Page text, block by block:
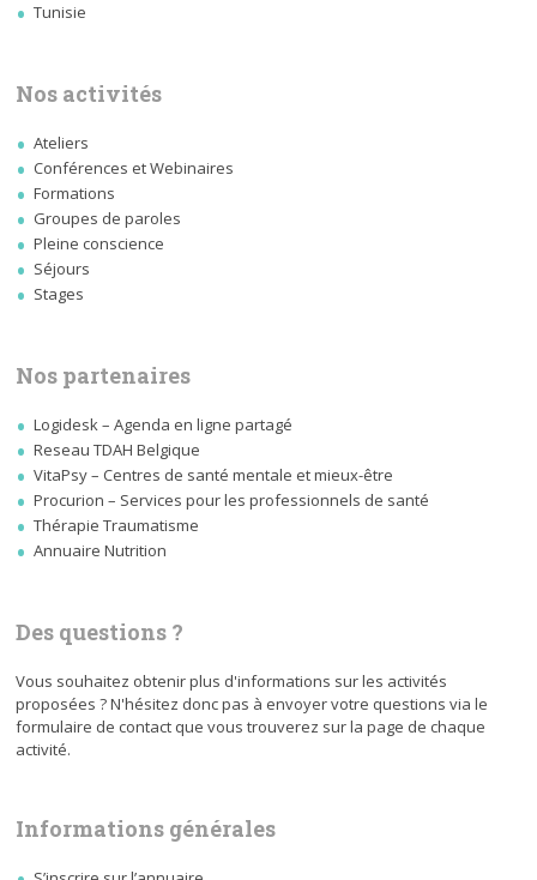
Tunisie
Nos activités
Ateliers
Conférences et Webinaires
Formations
Groupes de paroles
Pleine conscience
Séjours
Stages
Nos partenaires
Logidesk – Agenda en ligne partagé
Reseau TDAH Belgique
VitaPsy – Centres de santé mentale et mieux-être
Procurion – Services pour les professionnels de santé
Thérapie Traumatisme
Annuaire Nutrition
Des questions ?
Vous souhaitez obtenir plus d'informations sur les activités
proposées ? N'hésitez donc pas à envoyer votre questions via le
formulaire de contact que vous trouverez sur la page de chaque
activité.
Informations générales